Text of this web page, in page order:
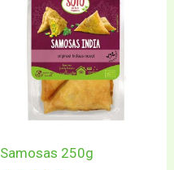
Samosas 250g